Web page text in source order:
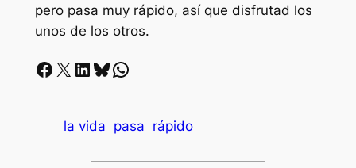
pero pasa muy rápido, así que disfrutad los
unos de los otros.
Facebook X LinkedIn Bluesky Whatsapp
la vida pasa rápido